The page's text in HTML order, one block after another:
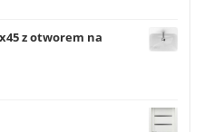
z otworem na